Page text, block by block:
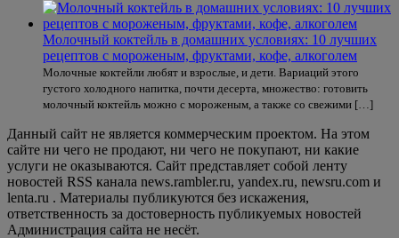
Молочный коктейль в домашних условиях: 10 лучших
рецептов с мороженым, фруктами, кофе, алкоголем
Молочные коктейли любят и взрослые, и дети. Вариаций этого
густого холодного напитка, почти десерта, множество: готовить
молочный коктейль можно с мороженым, а также со свежими […]
Данный сайт не является коммерческим проектом. На этом
сайте ни чего не продают, ни чего не покупают, ни какие
услуги не оказываются. Сайт представляет собой ленту
новостей RSS канала news.rambler.ru, yandex.ru, newsru.com и
lenta.ru . Материалы публикуются без искажения,
ответственность за достоверность публикуемых новостей
Администрация сайта не несёт.